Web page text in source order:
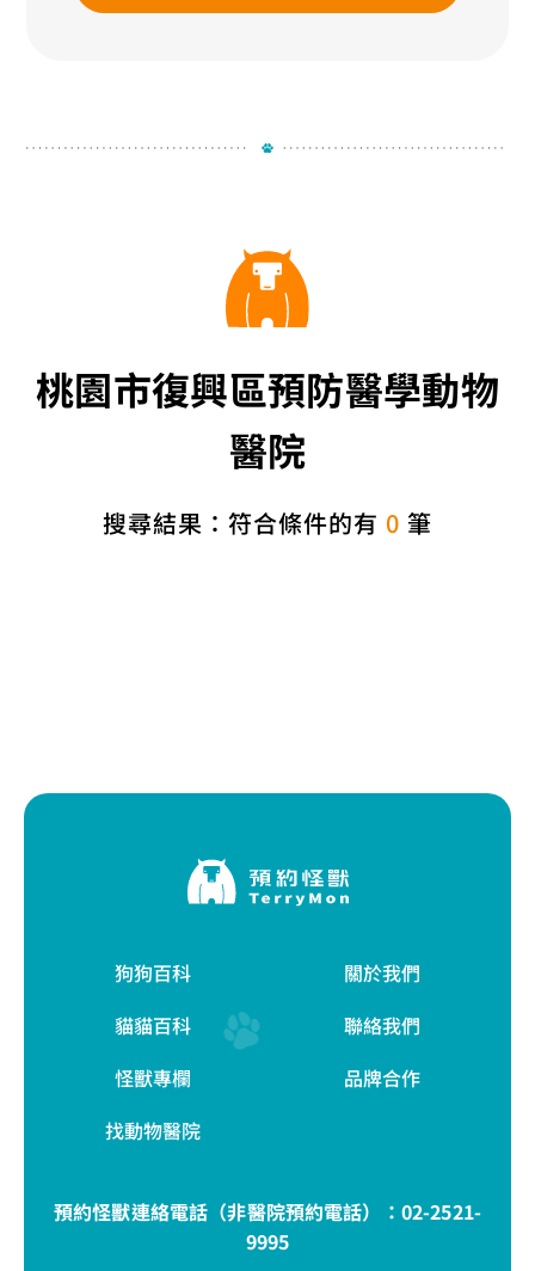
桃園市復興區預防醫學動物
醫院
搜尋結果：符合條件的有 0 筆
狗狗百科
貓貓百科
怪獸專欄
找動物醫院
關於我們
聯絡我們
品牌合作
預約怪獸連絡電話（非醫院預約電話）： 02-2521-
9995